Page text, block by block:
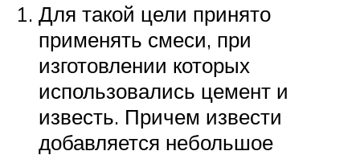
Для такой цели принято
применять смеси, при
изготовлении которых
использовались цемент и
известь. Причем извести
добавляется небольшое